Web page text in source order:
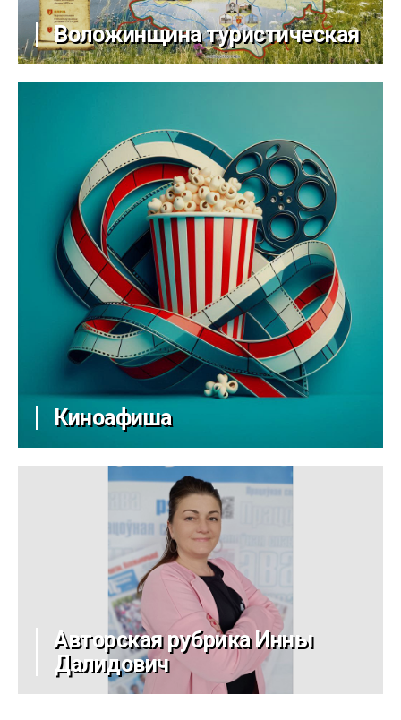
Воложинщина туристическая
Киноафиша
Авторская рубрика Инны
Далидович